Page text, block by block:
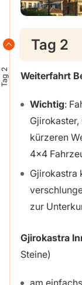
Tag 2
Tag 2
Weiterfahrt
Wichtig:
kürzeren
4×4
Gjirokastra
zur
Gjirokastra
Steine)
am